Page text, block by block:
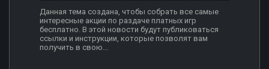
Данная тема создана, чтобы собрать все самые
интересные акции по раздаче платных игр
бесплатно. В этой новости будут публиковаться
ссылки и инструкции, которые позволят вам
получить в свою...